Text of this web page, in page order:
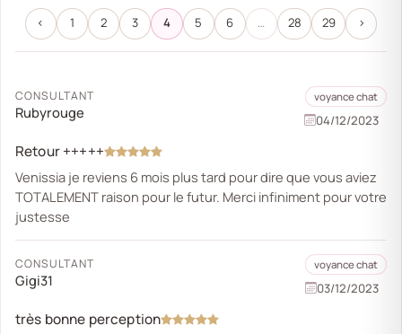
‹ 1 2 3 4 5 6 … 28 29 ›
CONSULTANT
Rubyrouge
voyance chat
04/12/2023
Retour +++++
Venissia je reviens 6 mois plus tard pour dire que vous aviez
TOTALEMENT raison pour le futur. Merci infiniment pour votre
justesse
CONSULTANT
Gigi31
voyance chat
03/12/2023
très bonne perception